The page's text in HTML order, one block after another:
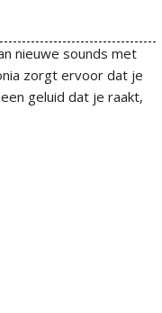
nieuwe sounds met
zorgt ervoor dat je
geluid dat je raakt,